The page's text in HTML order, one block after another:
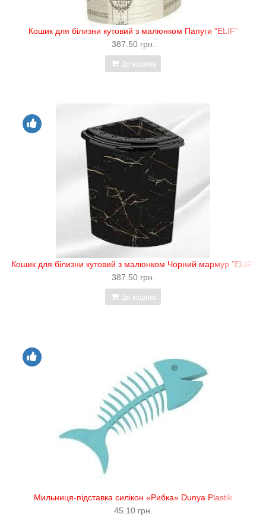
Кошик для білизни кутовий з малюнком Папуги "ELIF"
387.50 грн.
До кошика
Кошик для білизни кутовий з малюнком Чорний мармур "ELIF"
387.50 грн.
До кошика
Мильниця-підставка силікон «Рибка» Dunya Plastik
45.10 грн.